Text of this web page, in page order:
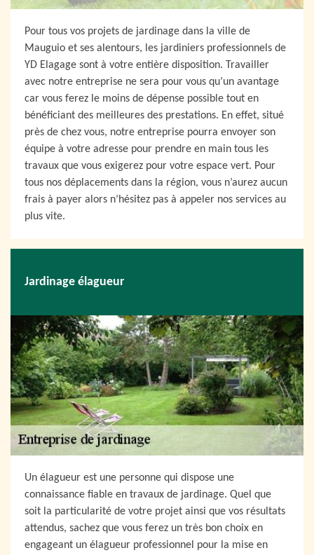
Pour tous vos projets de jardinage dans la ville de
Mauguio et ses alentours, les jardiniers professionnels de
YD Elagage sont à votre entière disposition. Travailler
avec notre entreprise ne sera pour vous qu’un avantage
car vous ferez le moins de dépense possible tout en
bénéficiant des meilleures des prestations. En effet, situé
près de chez vous, notre entreprise pourra envoyer son
équipe à votre adresse pour prendre en main tous les
travaux que vous exigerez pour votre espace vert. Pour
tous nos déplacements dans la région, vous n’aurez aucun
frais à payer alors n’hésitez pas à appeler nos services au
plus vite.
Jardinage élagueur
Un élagueur est une personne qui dispose une
connaissance fiable en travaux de jardinage. Quel que
soit la particularité de votre projet ainsi que vos résultats
attendus, sachez que vous ferez un très bon choix en
engageant un élagueur professionnel pour la mise en